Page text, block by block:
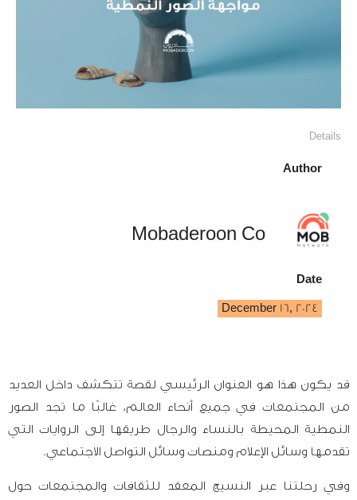
Details
Author
Mobaderoon Co
Date
December 16, 2024
قد يكون هذا هو العنوان الرئيسي لقصة تتكشف داخل العديد
من المجتمعات في جميع أنحاء العالم، غالبًا ما تجد الصور
النمطية المحيطة بالنساء والرجال طريقها إلى الروايات التي
تقدمها وسائل الإعلام ومنصات وسائل التواصل الاجتماعي.
وفي رحلتنا عبر النسيج المعقد للثقافات والمجتمعات حول